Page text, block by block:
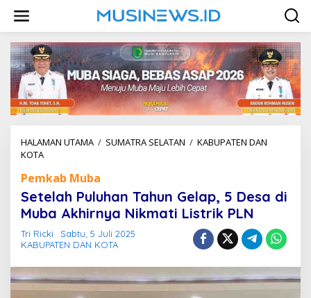
w
HALAMAN UTAMA / SUMATRA SELATAN / KABUPATEN DAN
KOTA
t
e
l
a
h
P
l
u
h
Pemkab Muba
Setelah Puluhan Tahun Gelap, 5 Desa di
Muba Akhirnya Nikmati Listrik PLN
Tri Ricki
Sabtu, 5 Juli 2025
KABUPATEN DAN KOTA